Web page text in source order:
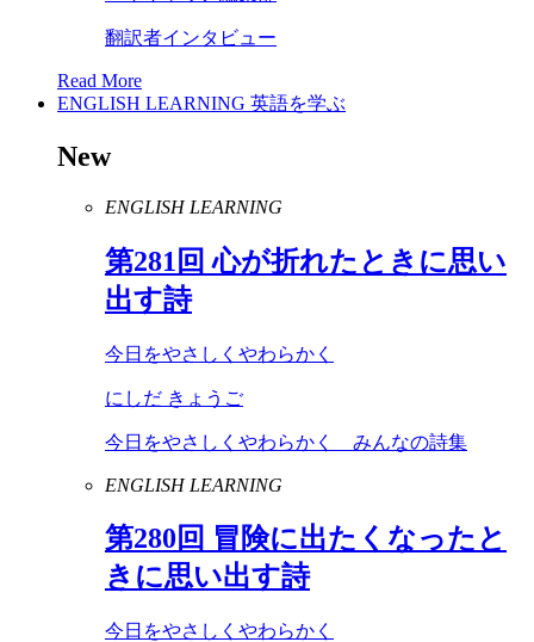
翻訳者インタビュー
Read More
ENGLISH LEARNING 英語を学ぶ
New
ENGLISH LEARNING
第281 回 心が折れたときに思い
出す詩
今日をやさしくやわらかく
にしだ きょうご
今日をやさしくやわらかく みんなの詩集
ENGLISH LEARNING
第280回 冒険に出たくなったと
きに思い出す詩
今日をやさしくやわらかく